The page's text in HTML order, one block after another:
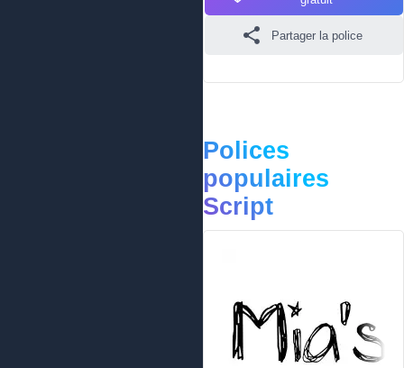
Partager la police
Polices
populaires
Script